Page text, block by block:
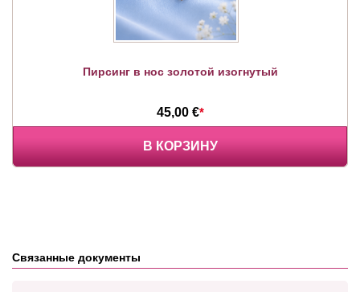
Пирсинг в нос золотой изогнутый
45,00 €*
В КОРЗИНУ
Связанные документы